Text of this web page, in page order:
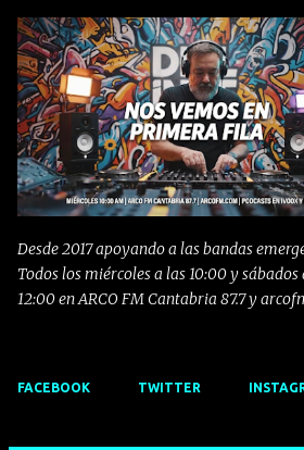
Ir al
Desde 2017 apoyando a las bandas
Todos los miércoles a las 10:00 y sábados
12:00 en ARCO FM Cantabria 87.7 y
FACEBOOK TWITTER